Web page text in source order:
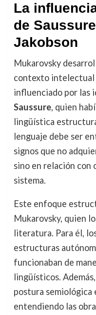
La
de
Jakobson
Mukarovsky
contexto
influenciado por las
Saussure, quien
lingüística
lenguaje debe ser
signos que no
sino en relación con
sistema.
Este enfoque
Mukarovsky, quien
literatura. Para él,
estructuras
funcionaban de
lingüísticos.
postura semiológica
entendiendo las